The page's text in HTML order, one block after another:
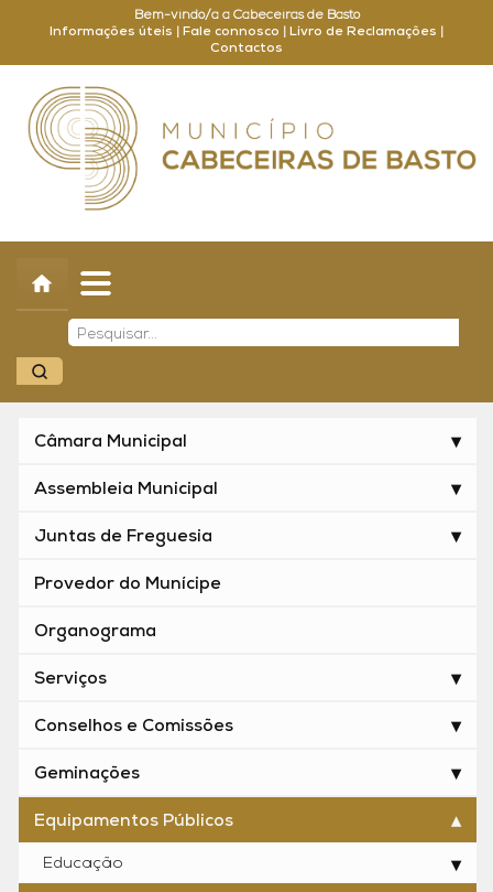
Bem-vindo/a a Cabeceiras de Basto
Informações úteis
Fale connosco Livro de Reclamações
Contactos
Concelho
Município
Turismo
Cultura
Outros
Balcão Online
Câmara Municipal
Assembleia Municipal
Juntas de Freguesia
Provedor do Munícipe
Organograma
Serviços
Conselhos e Comissões
Geminações
Equipamentos Públicos
Educação